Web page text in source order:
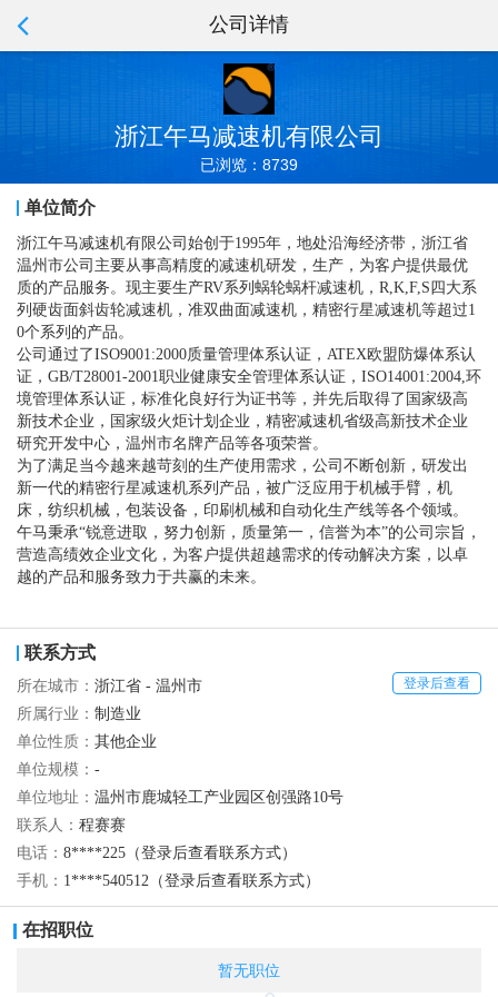
公司详情
浙江午马减速机有限公司
已浏览：8739
单位简介
浙江午马减速机有限公司始创于1995年，地处沿海经济带，浙江省
温州市公司主要从事高精度的减速机研发，生产，为客户提供最优
质的产品服务。现主要生产RV系列蜗轮蜗杆减速机，R,K,F,S四大系
列硬齿面斜齿轮减速机，准双曲面减速机，精密行星减速机等超过1
0个系列的产品。
公司通过了ISO9001:2000质量管理体系认证，ATEX欧盟防爆体系认
证，GB/T28001-2001职业健康安全管理体系认证，ISO14001:2004,环
境管理体系认证，标准化良好行为证书等，并先后取得了国家级高
新技术企业，国家级火炬计划企业，精密减速机省级高新技术企业
研究开发中心，温州市名牌产品等各项荣誉。
为了满足当今越来越苛刻的生产使用需求，公司不断创新，研发出
新一代的精密行星减速机系列产品，被广泛应用于机械手臂，机
床，纺织机械，包装设备，印刷机械和自动化生产线等各个领域。
午马秉承“锐意进取，努力创新，质量第一，信誉为本”的公司宗旨，
营造高绩效企业文化，为客户提供超越需求的传动解决方案，以卓
越的产品和服务致力于共赢的未来。
联系方式
登录后查看
所在城市： 浙江省 - 温州市
所属行业： 制造业
单位性质： 其他企业
单位规模： -
单位地址： 温州市鹿城轻工产业园区创强路10号
联系人： 程赛赛
电话： 8****225（登录后查看联系方式）
手机： 1****540512（登录后查看联系方式）
在招职位
暂无职位